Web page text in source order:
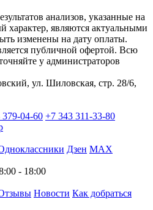
анализов, указанные на
характер, являются актуальными
изменены на дату оплаты.
публичной офертой. Всю
у администраторов
ул. Шиловская, стр. 28/6,
379-04-60 +7 343 311-33-80
Дзен МАХ
- 18:00
Новости Как добраться